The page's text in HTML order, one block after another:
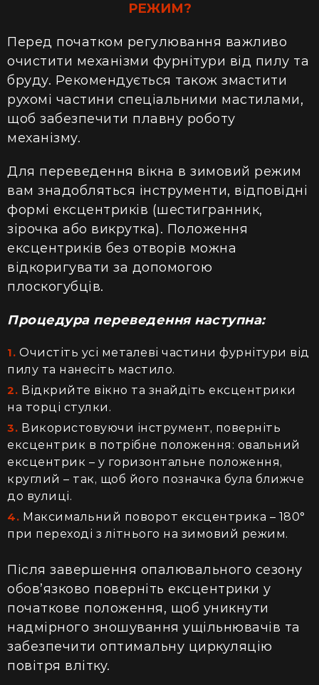
РЕЖИМ?
Перед початком регулювання важливо
очистити механізми фурнітури від пилу та
бруду. Рекомендується також змастити
рухомі частини спеціальними мастилами,
щоб забезпечити плавну роботу
механізму.
Для переведення вікна в зимовий режим
вам знадобляться інструменти, відповідні
формі ексцентриків (шестигранник,
зірочка або викрутка). Положення
ексцентриків без отворів можна
відкоригувати за допомогою
плоскогубців.
Процедура переведення наступна:
Очистіть усі металеві частини фурнітури від
пилу та нанесіть мастило.
Відкрийте вікно та знайдіть ексцентрики
на торці стулки.
Використовуючи інструмент, поверніть
ексцентрик в потрібне положення: овальний
ексцентрик – у горизонтальне положення,
круглий – так, щоб його позначка була ближче
до вулиці.
Максимальний поворот ексцентрика – 180°
при переході з літнього на зимовий режим.
Після завершення опалювального сезону
обов’язково поверніть ексцентрики у
початкове положення, щоб уникнути
надмірного зношування ущільнювачів та
забезпечити оптимальну циркуляцію
повітря влітку.